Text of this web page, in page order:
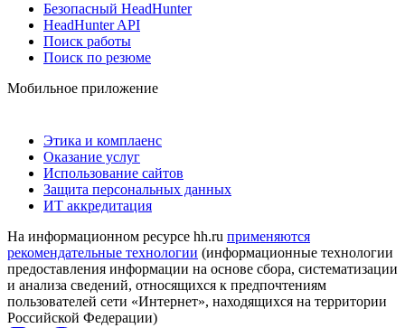
Безопасный HeadHunter
HeadHunter API
Поиск работы
Поиск по резюме
Мобильное приложение
Этика и комплаенс
Оказание услуг
Использование сайтов
Защита персональных данных
ИТ аккредитация
На информационном ресурсе hh.ru применяются
рекомендательные технологии (информационные технологии
предоставления информации на основе сбора, систематизации
и анализа сведений, относящихся к предпочтениям
пользователей сети «Интернет», находящихся на территории
Российской Федерации)